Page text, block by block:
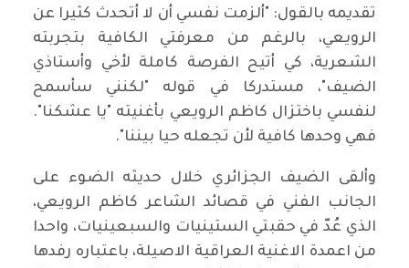
تقديمه بالقول: "ألزمت نفسي أن لا أتحدث كثيرا عن
الرويعي، بالرغم من معرفتي الكافية بتجربته
الشعرية، كي أتيح الفرصة كاملة لأخي وأستاذي
الضيف"، مستدركا في قوله "لكنني سأسمح
لنفسي باختزال كاظم الرويعي بأغنيته "يا عشكنا".
فهي وحدها كافية لأن تجعله حيا بيننا".
وألقى الضيف الجزائري خلال حديثه الضوء على
الجانب الفني في قصائد الشاعر كاظم الرويعي،
الذي عُدّ في حقبتي الستينيات والسبعينيات، واحدا
من اعمدة الاغنية العراقية الاصيلة، باعتباره رفدها